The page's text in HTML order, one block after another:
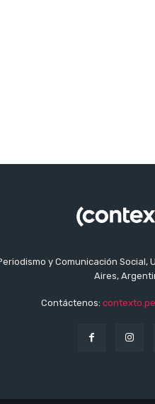
y Comunicación Social,
Aires,
Contáctenos: